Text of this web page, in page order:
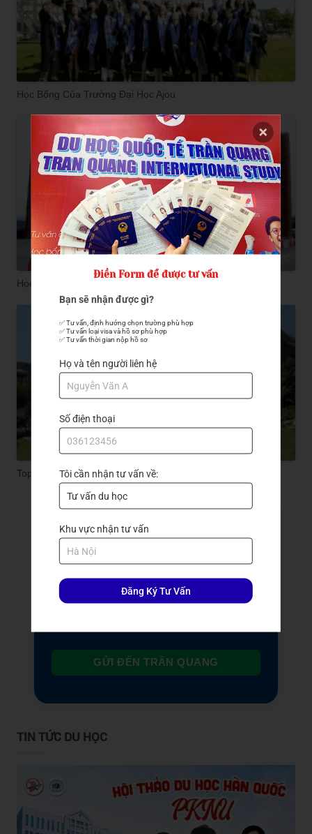
Học Bổng Của Trường Đại Học Ajou
Học Viện Nhật Ngữ kyoritsu
Top 3 trường đại học ở Toronto Canada tốt nhất
Đăng ký nhận tư vấn
GỬI ĐẾN TRẦN QUANG
TIN TỨC DU HỌC
Điền Form để được tư vấn
Bạn sẽ nhận được gì?
✅ Tư vấn, định hướng chọn trường phù hợp
✅ Tư vấn loại visa và hồ sơ phù hợp
✅ Tư vấn thời gian nộp hồ sơ
Họ và tên người liên hệ
Số điện thoại
Tôi cần nhận tư vấn về:
Khu vực nhận tư vấn
Đăng Ký Tư Vấn